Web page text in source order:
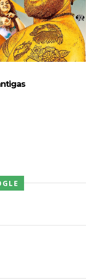
não quer
faz tease de
Kairi Sane
Stephanie
MAIN EVENT?